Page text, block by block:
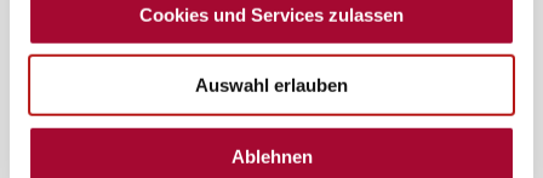
Cookies und Services zulassen
Auswahl erlauben
Ablehnen
Privacybeleid